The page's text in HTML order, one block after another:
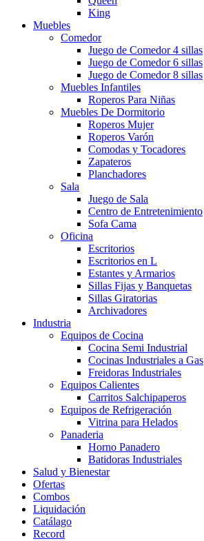
King
Muebles
Comedor
Juego de Comedor 4 sillas
Juego de Comedor 6 sillas
Juego de Comedor 8 sillas
Muebles Infantiles
Roperos Para Niñas
Muebles De Dormitorio
Roperos Mujer
Roperos Varón
Comodas y Tocadores
Zapateros
Planchadores
Sala
Juego de Sala
Centro de Entretenimiento
Sofa Cama
Oficina
Escritorios
Escritorios en L
Estantes y Armarios
Sillas Fijas y Banquetas
Sillas Giratorias
Archivadores
Industria
Equipos de Cocina
Cocina Semi Industrial
Cocinas Industriales a Gas
Freidoras Industriales
Equipos Calientes
Carritos Salchipaperos
Equipos de Refrigeración
Vitrina para Helados
Panaderia
Horno Panadero
Batidoras Industriales
Salud y Bienestar
Ofertas
Combos
Liquidación
Catálago
Record